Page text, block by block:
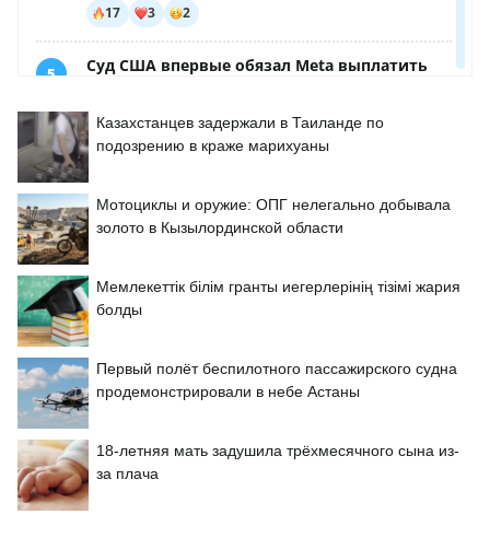
Казахстанцев задержали в Таиланде по
подозрению в краже марихуаны
Мотоциклы и оружие: ОПГ нелегально добывала
золото в Кызылординской области
Мемлекеттік білім гранты иегерлерінің тізімі жария
болды
Первый полёт беспилотного пассажирского судна
продемонстрировали в небе Астаны
18-летняя мать задушила трёхмесячного сына из-
за плача